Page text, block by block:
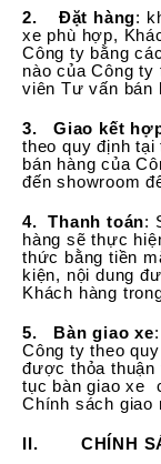
2. Đặt hàng:
xe phù hợp,
Công ty bằng
nào của Công
viên Tư vấn bán
3. Giao kết
theo quy định tại
bán hàng của
đến showroom
4. Thanh toán:
hàng sẽ thực
thức bằng tiền
kiện, nội dung
Khách hàng
5. Bàn giao xe
Công ty theo
được thỏa thuận
tục bàn giao xe
Chính sách giao
II. CHÍNH